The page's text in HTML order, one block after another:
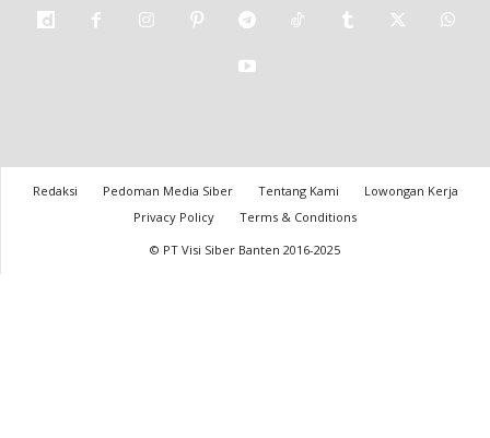
Redaksi Pedoman Media Siber Tentang Kami
Lowongan Kerja
Privacy Policy
Terms & Conditions
© PT Visi Siber Banten 2016-2025